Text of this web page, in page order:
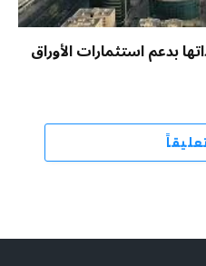
بدعم استثمارات الأوراق